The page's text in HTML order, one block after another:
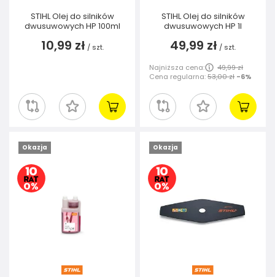
STIHL Olej do silników
dwusuwowych HP 100ml
10,99 zł / szt.
STIHL Olej do silników
dwusuwowych HP 1l
49,99 zł / szt.
Najniższa cena:
49,99 zł
Cena regularna:53,00 zł -6%
Okazja Okazja